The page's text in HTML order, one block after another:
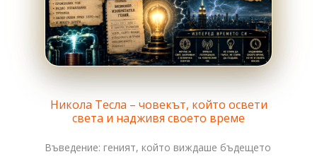
Никола Тесла – човекът, който освети
света и надживя своето време
Въведение: геният, който виждаше бъдещето